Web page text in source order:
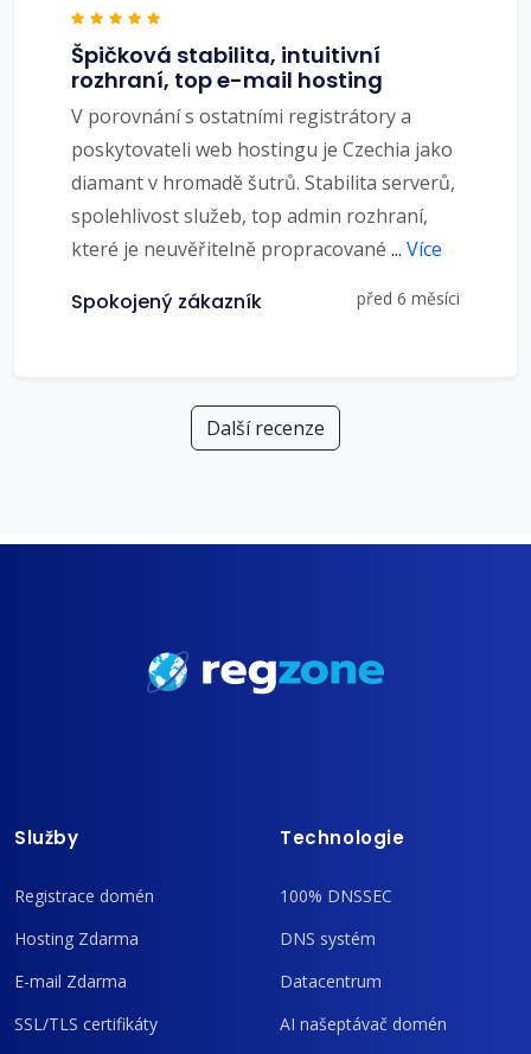
Špičková stabilita, intuitivní
rozhraní, top e-mail hosting
V porovnání s ostatními registrátory a
poskytovateli web hostingu je Czechia jako
diamant v hromadě šutrů. Stabilita serverů,
spolehlivost služeb, top admin rozhraní,
které je neuvěřitelně propracované ... Více
Spokojený zákazník před 6 měsíci
Další recenze
Služby
Registrace domén
Hosting Zdarma
E-mail Zdarma
SSL/TLS certifikáty
Technologie
100% DNSSEC
DNS systém
Datacentrum
AI našeptávač domén